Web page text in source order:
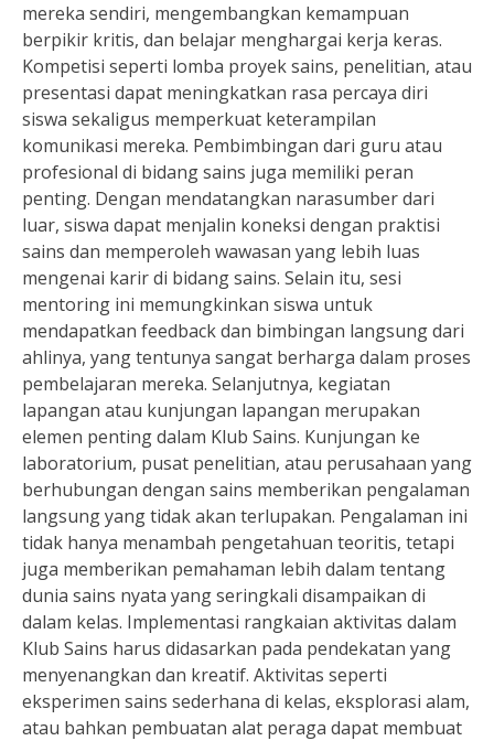
mereka sendiri, mengembangkan kemampuan
berpikir kritis, dan belajar menghargai kerja keras.
Kompetisi seperti lomba proyek sains, penelitian, atau
presentasi dapat meningkatkan rasa percaya diri
siswa sekaligus memperkuat keterampilan
komunikasi mereka. Pembimbingan dari guru atau
profesional di bidang sains juga memiliki peran
penting. Dengan mendatangkan narasumber dari
luar, siswa dapat menjalin koneksi dengan praktisi
sains dan memperoleh wawasan yang lebih luas
mengenai karir di bidang sains. Selain itu, sesi
mentoring ini memungkinkan siswa untuk
mendapatkan feedback dan bimbingan langsung dari
ahlinya, yang tentunya sangat berharga dalam proses
pembelajaran mereka. Selanjutnya, kegiatan
lapangan atau kunjungan lapangan merupakan
elemen penting dalam Klub Sains. Kunjungan ke
laboratorium, pusat penelitian, atau perusahaan yang
berhubungan dengan sains memberikan pengalaman
langsung yang tidak akan terlupakan. Pengalaman ini
tidak hanya menambah pengetahuan teoritis, tetapi
juga memberikan pemahaman lebih dalam tentang
dunia sains nyata yang seringkali disampaikan di
dalam kelas. Implementasi rangkaian aktivitas dalam
Klub Sains harus didasarkan pada pendekatan yang
menyenangkan dan kreatif. Aktivitas seperti
eksperimen sains sederhana di kelas, eksplorasi alam,
atau bahkan pembuatan alat peraga dapat membuat